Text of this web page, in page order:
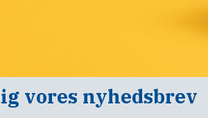
vores nyhedsbrev